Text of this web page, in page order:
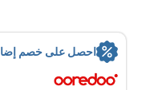
احصل على خصم